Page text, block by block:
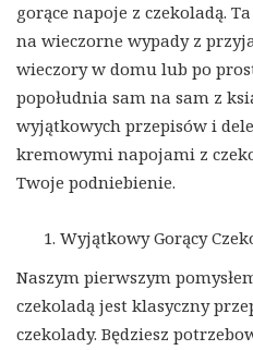
gorące napoje z czekoladą.
na wieczorne wypady z
wieczory w domu lub po
popołudnia sam na sam z
wyjątkowych przepisów i
kremowymi napojami z
Twoje podniebienie.
Wyjątkowy Gorący
Naszym pierwszym
czekoladą jest klasyczny
czekolady. Będziesz